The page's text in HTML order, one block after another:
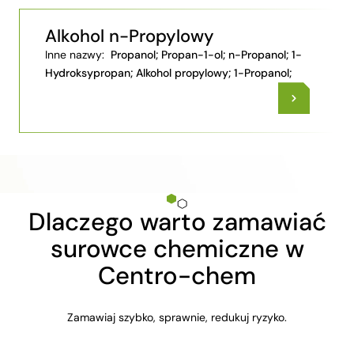
Alkohol n-Propylowy
Inne nazwy: Propanol; Propan-1-ol; n-Propanol; 1-
Hydroksypropan; Alkohol propylowy; 1-Propanol;
Dlaczego warto zamawiać
surowce chemiczne w
Centro-chem
Zamawiaj szybko, sprawnie, redukuj ryzyko.